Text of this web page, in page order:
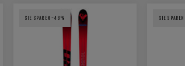
SIE SPAREN -48% SIE